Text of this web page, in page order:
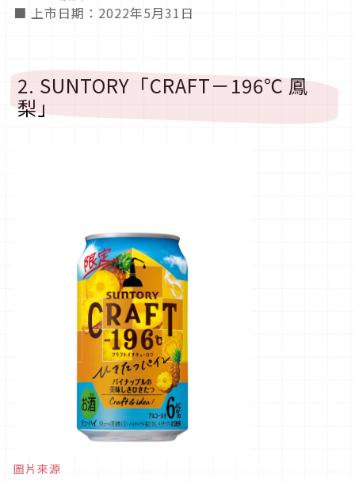
■ 上市日期：2022年5月31日
2. SUNTORY「CRAFT－196℃ 鳳
梨」
圖片來源